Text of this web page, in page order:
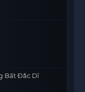
Bất Đắc Dĩ